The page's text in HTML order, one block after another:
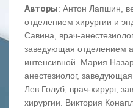
Авторы: Антон Лапшин,
отделением хирургии и
Савина, врач-
заведующая отделением
интенсивной. Мария
анестезиолог,
Лев Голуб, врач-хирург,
хирургии. Виктория